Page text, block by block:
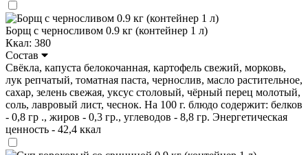
Борщ с черносливом 0.9 кг (контейнер 1 л)
Ккал: 380
Состав
Свёкла, капуста белокочанная, картофель свежий, морковь,
лук репчатый, томатная паста, чернослив, масло растительное,
сахар, зелень свежая, уксус столовый, чёрный перец молотый,
соль, лавровый лист, чеснок. На 100 г. блюдо содержит: белков
- 0,8 гр ., жиров - 0,3 гр., углеводов - 8,8 гр. Энергетическая
ценность - 42,4 ккал